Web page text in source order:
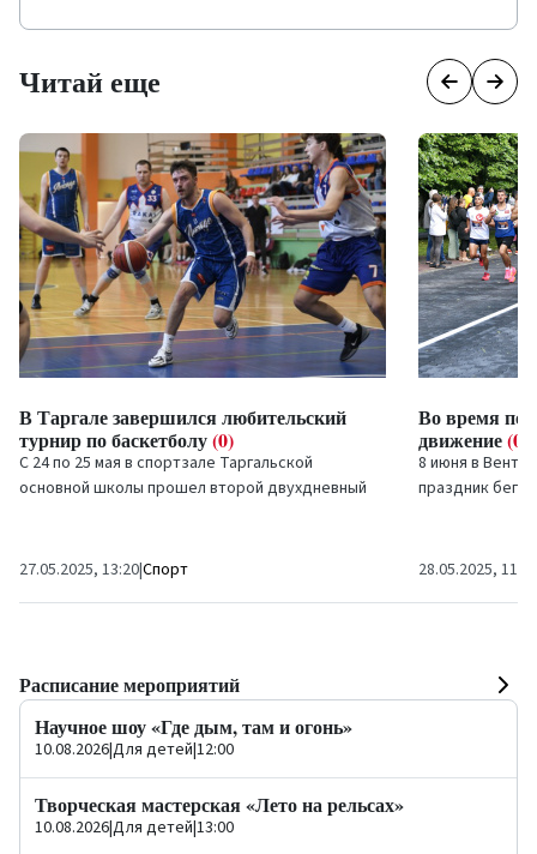
Читай еще
В Таргале завершился любительский
турнир по баскетболу(0)
С 24 по 25 мая в спортзале Таргальской
основной школы прошел второй двухдневный
27.05.2025, 13:20|Спорт
Во время
движение(0)
8 июня в
праздник бега
28.05.2025, 11:08
Расписание мероприятий
Научное шоу «Где дым, там и огонь»
10.08.2026|Для детей|12:00
Творческая мастерская «Лето на рельсах»
10.08.2026|Для детей|13:00